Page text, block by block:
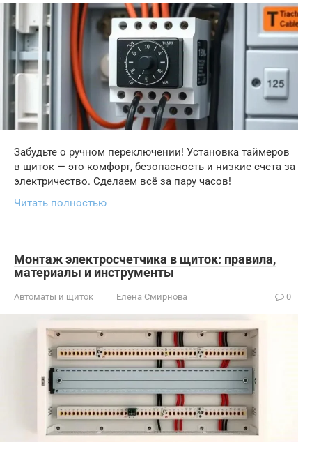
Забудьте о ручном переключении! Установка таймеров
в щиток — это комфорт, безопасность и низкие счета за
электричество. Сделаем всё за пару часов!
Читать полностью
Монтаж электросчетчика в щиток: правила,
материалы и инструменты
Автоматы и щиток Елена Смирнова 0